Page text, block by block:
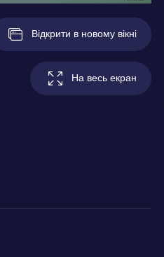
Відкрити в новому вікні
На весь екран